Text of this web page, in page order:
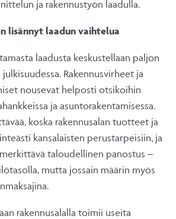
ja rakennustyön laadulla.
lisännyt laadun vaihtelua
laadusta keskustellaan paljon
Rakennusvirheet ja
nousevat helposti otsikoihin
ja asuntorakentamisessa.
koska rakennusalan tuotteet ja
kansalaisten perustarpeisiin, ja
taloudellinen panostus –
mutta jossain määrin myös
rakennusalalla toimii useita